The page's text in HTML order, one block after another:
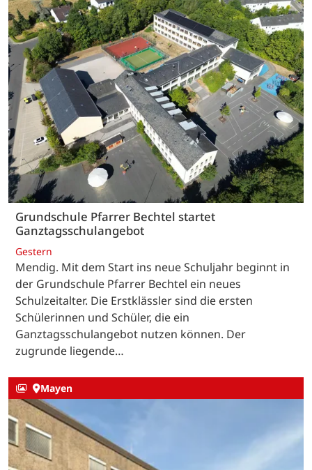
Grundschule Pfarrer Bechtel startet
Ganztagsschulangebot
Gestern
Mendig. Mit dem Start ins neue Schuljahr beginnt in
der Grundschule Pfarrer Bechtel ein neues
Schulzeitalter. Die Erstklässler sind die ersten
Schülerinnen und Schüler, die ein
Ganztagsschulangebot nutzen können. Der
zugrunde liegende…
Mayen